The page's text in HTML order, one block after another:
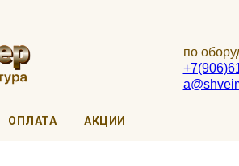
по
ОПЛАТА АКЦИИ